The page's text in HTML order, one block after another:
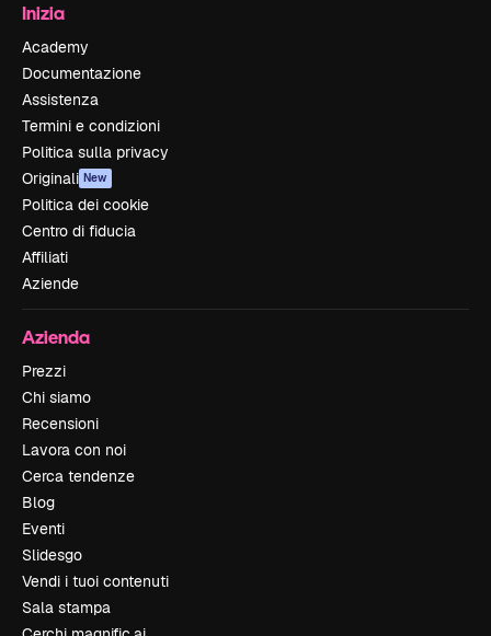
Inizia
Academy
Documentazione
Assistenza
Termini e condizioni
Politica sulla privacy
Originali New
Politica dei cookie
Centro di fiducia
Affiliati
Aziende
Azienda
Prezzi
Chi siamo
Recensioni
Lavora con noi
Cerca tendenze
Blog
Eventi
Slidesgo
Vendi i tuoi contenuti
Sala stampa